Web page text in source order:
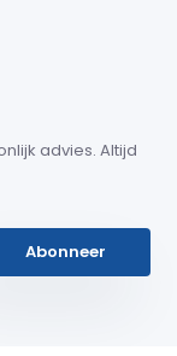
advies. Altijd
Abonneer